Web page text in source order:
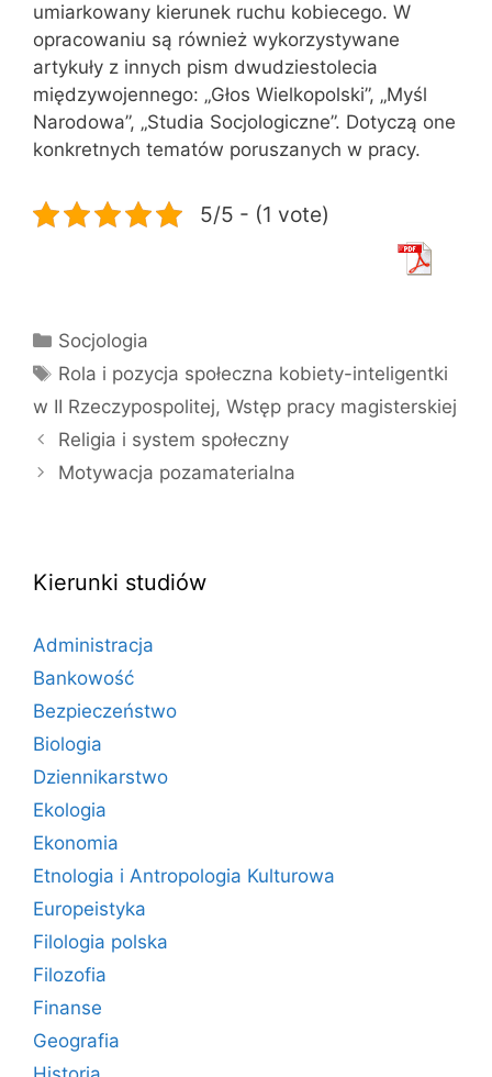
umiarkowany kierunek ruchu kobiecego. W
opracowaniu są również wykorzystywane
artykuły z innych pism dwudziestolecia
międzywojennego: „Głos Wielkopolski”, „Myśl
Narodowa”, „Studia Socjologiczne”. Dotyczą one
konkretnych tematów poruszanych w pracy.
5/5 - (1 vote)
Kategorie
Socjologia
Tagi
Rola i pozycja społeczna kobiety-inteligentki
w II Rzeczypospolitej, Wstęp pracy magisterskiej
Religia i system społeczny
Motywacja pozamaterialna
Kierunki studiów
Administracja
Bankowość
Bezpieczeństwo
Biologia
Dziennikarstwo
Ekologia
Ekonomia
Etnologia i Antropologia Kulturowa
Europeistyka
Filologia polska
Filozofia
Finanse
Geografia